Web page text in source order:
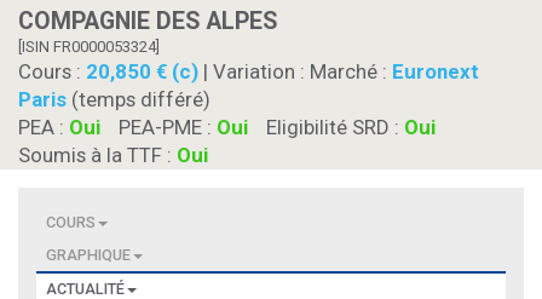
COMPAGNIE DES ALPES
[ISIN FR0000053324]
Cours : 20,850 € (c) | Variation : Marché : Euronext
Paris (temps différé)
PEA : Oui PEA-PME : Oui Eligibilité SRD : Oui
Soumis à la TTF : Oui
COURS
GRAPHIQUE
ACTUALITÉ